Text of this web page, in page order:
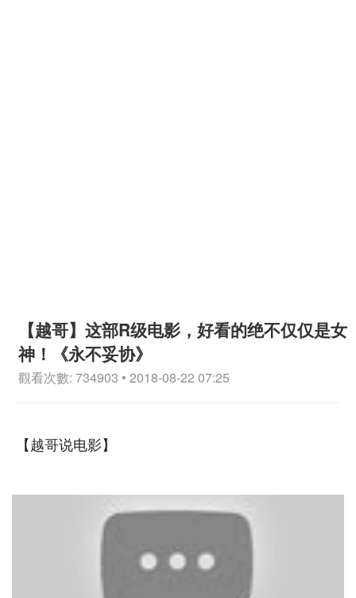
【越哥】这部R级电影，好看的绝不仅仅是女
神！《永不妥协》
觀看次數: 734903 • 2018-08-22 07:25
【越哥说电影】